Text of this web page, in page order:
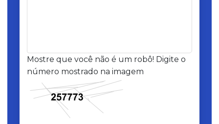
Mostre que você não é um robô! Digite o
número mostrado na imagem